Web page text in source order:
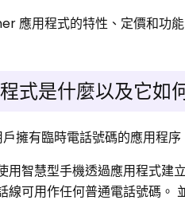
應用程式的特性、定價和功
式是什麼以及它如
擁有臨時電話號碼的應用程
用智慧型手機透過應用程式建
線可用作任何普通電話號碼。